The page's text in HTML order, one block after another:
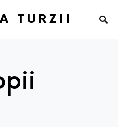
TURZII